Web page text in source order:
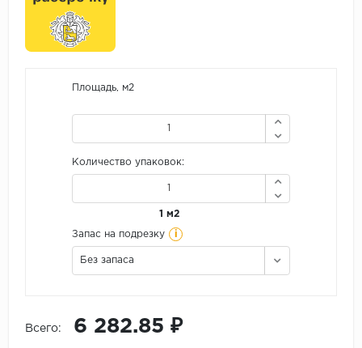
Площадь, м2
Количество упаковок:
1 м2
Запас на подрезку i
Без запаса
Всего: 6 282.85 ₽